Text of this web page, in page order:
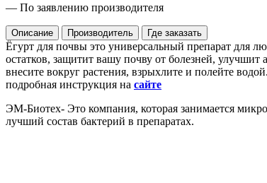
— По заявлению производителя
Описание Производитель Где заказать
Ёгурт для почвы это универсальный препарат для
остатков, защитит вашу почву от болезней,
внесите вокруг растения, взрыхлите и полейте
подробная инструкция на сайте
ЭМ-Биотех- Это компания, которая занимается
лучший состав бактерий в препаратах.